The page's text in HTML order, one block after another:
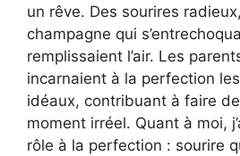
un rêve. Des sourires
champagne qui
remplissaient l’air. Les
incarnaient à la perfection
idéaux, contribuant à faire
moment irréel. Quant à moi,
rôle à la perfection : sourire